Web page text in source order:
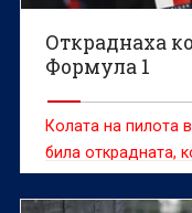
Откраднаха
Формула 1
Колата на пилота
била открадната,